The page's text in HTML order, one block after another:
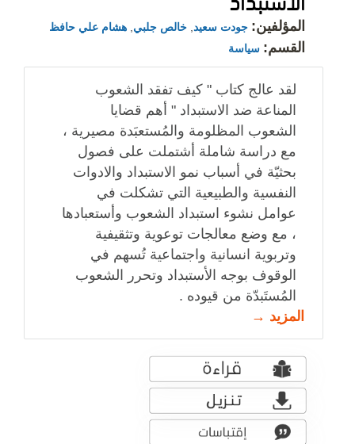
المؤلفين: جودت سعيد خالص جلبي هشام علي حافظ
القسم: سياسة
لقد عالج كتاب " كيف تفقد الشعوب
المناعة ضد الاستبداد " أهم قضايا
الشعوب المظلومة والمُستعبَدة مصيرية ،
مع دراسة شاملة أشتملت على فصول
بحثيّة في أسباب نمو الاستبداد والادوات
النفسية والطبيعية التي تشكلت في
عوامل نشوء استبداد الشعوب وأستعبادها
، مع وضع معالجات توعوية وتثقيفية
وتربوية انسانية واجتماعية تُسهم في
الوقوف بوجه الأستبداد وتحرر الشعوب
المُستَبدّة من قيوده .
المزيد →